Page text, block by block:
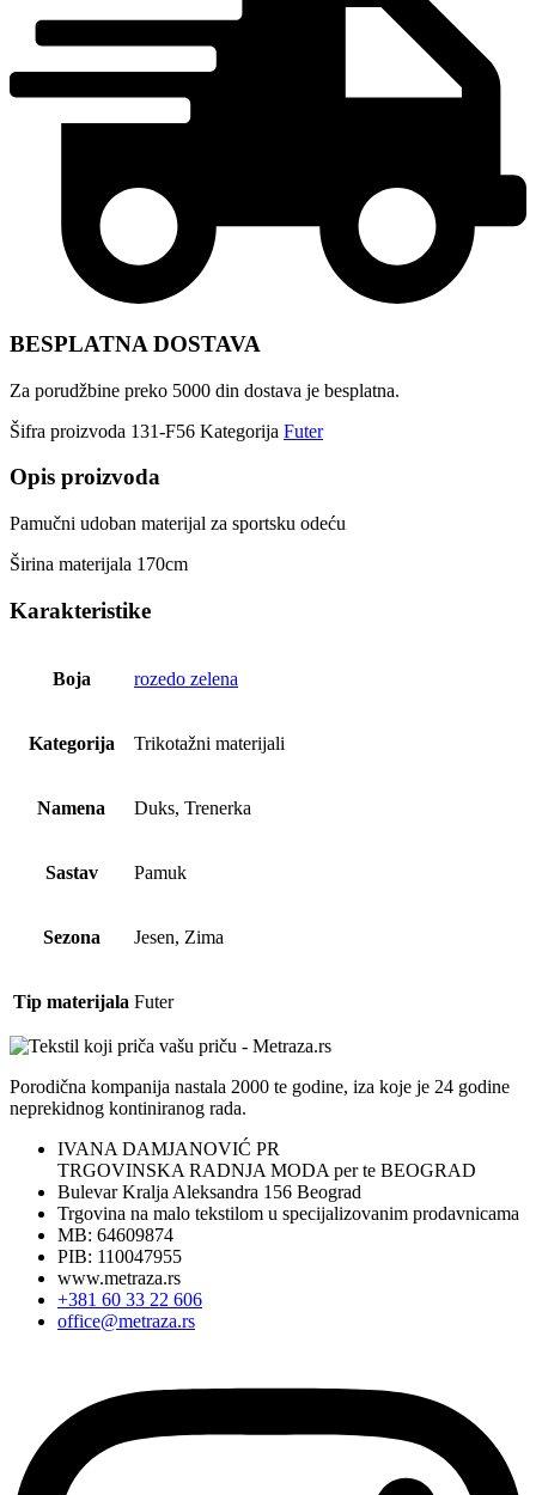
BESPLATNA DOSTAVA
Za porudžbine preko 5000 din dostava je besplatna.
Šifra proizvoda 131-F56 Kategorija Futer
Opis proizvoda
Pamučni udoban materijal za sportsku odeću
Širina materijala 170cm
Karakteristike
Boja rozedo zelena
Kategorija Trikotažni materijali
Namena Duks, Trenerka
Sastav Pamuk
Sezona Jesen, Zima
Tip materijala Futer
Porodična kompanija nastala 2000 te godine, iza koje je 24 godine
neprekidnog kontiniranog rada.
IVANA DAMJANOVIĆ PR
TRGOVINSKA RADNJA MODA per te BEOGRAD
Bulevar Kralja Aleksandra 156 Beograd
Trgovina na malo tekstilom u specijalizovanim prodavnicama
MB: 64609874
PIB: 110047955
www.metraza.rs
+381 60 33 22 606
office@metraza.rs